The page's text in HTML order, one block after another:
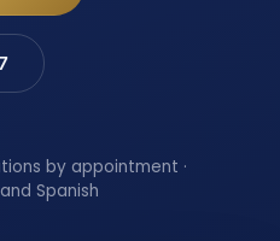
by appointment ·
Spanish